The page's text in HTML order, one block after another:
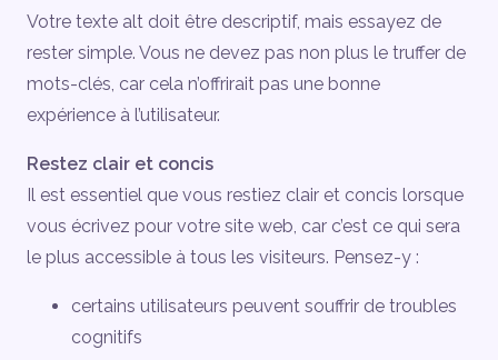
Votre texte alt doit être descriptif, mais essayez de
rester simple. Vous ne devez pas non plus le truffer de
mots-clés, car cela n’offrirait pas une bonne
expérience à l’utilisateur.
Restez clair et concis
Il est essentiel que vous restiez clair et concis lorsque
vous écrivez pour votre site web, car c’est ce qui sera
le plus accessible à tous les visiteurs. Pensez-y :
certains utilisateurs peuvent souffrir de troubles
cognitifs